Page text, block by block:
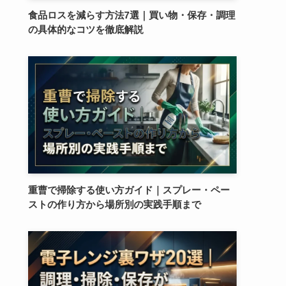
食品ロスを減らす方法7選｜買い物・保存・調理
の具体的なコツを徹底解説
重曹で掃除する使い方ガイド｜スプレー・ペー
ストの作り方から場所別の実践手順まで